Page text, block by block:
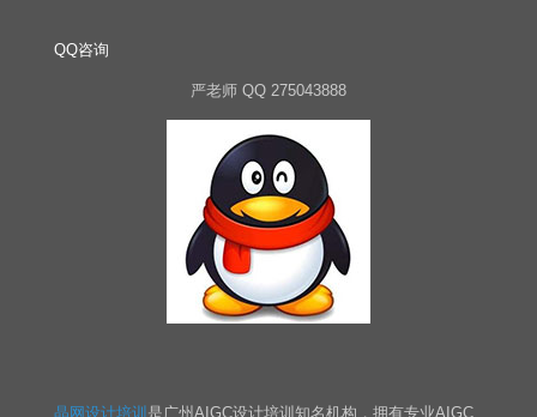
QQ咨询
严老师 QQ 275043888
晶网设计培训 是广州AIGC设计培训知名机构，拥有专业AIGC